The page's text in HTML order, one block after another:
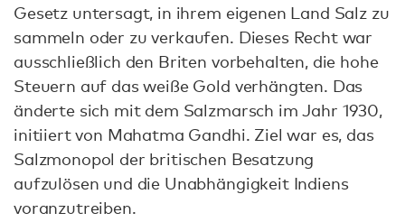
Gesetz untersagt, in ihrem eigenen Land Salz zu
sammeln oder zu verkaufen. Dieses Recht war
ausschließlich den Briten vorbehalten, die hohe
Steuern auf das weiße Gold verhängten. Das
änderte sich mit dem Salzmarsch im Jahr 1930,
initiiert von Mahatma Gandhi. Ziel war es, das
Salzmonopol der britischen Besatzung
aufzulösen und die Unabhängigkeit Indiens
voranzutreiben.